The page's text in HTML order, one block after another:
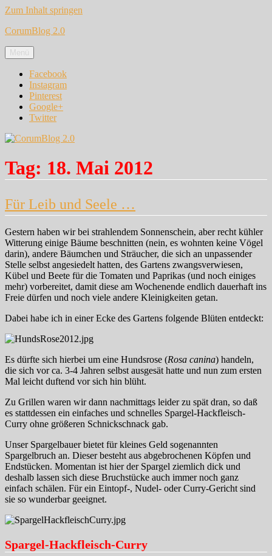
Zum Inhalt springen
CorumBlog 2.0
Menü
Facebook
Instagram
Pinterest
Google+
Twitter
Tag: 18. Mai 2012
Für Leib und Seele …
Gestern haben wir bei strahlendem Sonnenschein, aber recht kühler
Witterung einige Bäume beschnitten (nein, es wohnten keine Vögel
darin), andere Bäumchen und Sträucher, die sich an unpassender
Stelle selbst angesiedelt hatten, des Gartens zwangsverwiesen,
Kübel und Beete für die Tomaten und Paprikas (und noch einiges
mehr) vorbereitet, damit diese am Wochenende endlich dauerhaft ins
Freie dürfen und noch viele andere Kleinigkeiten getan.
Dabei habe ich in einer Ecke des Gartens folgende Blüten entdeckt:
Es dürfte sich hierbei um eine Hundsrose (Rosa canina) handeln,
die sich vor ca. 3-4 Jahren selbst ausgesät hatte und nun zum ersten
Mal leicht duftend vor sich hin blüht.
Zu Grillen waren wir dann nachmittags leider zu spät dran, so daß
es stattdessen ein einfaches und schnelles Spargel-Hackfleisch-
Curry ohne größeren Schnickschnack gab.
Unser Spargelbauer bietet für kleines Geld sogenannten
Spargelbruch an. Dieser besteht aus abgebrochenen Köpfen und
Endstücken. Momentan ist hier der Spargel ziemlich dick und
deshalb lassen sich diese Bruchstücke auch immer noch ganz
einfach schälen. Für ein Eintopf-, Nudel- oder Curry-Gericht sind
sie so wunderbar geeignet.
Spargel-Hackfleisch-Curry